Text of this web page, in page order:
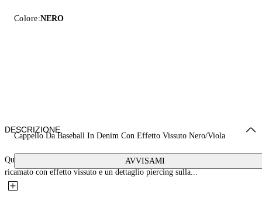
Colore:NERO
Cappello Da Baseball In Denim Con Effetto Vissuto Nero/Viola
AVVISAMI
DESCRIZIONE
Questo cappello da baseball in denim presenta un motivo Arrow oversize
ricamato con effetto vissuto e un dettaglio piercing sulla...